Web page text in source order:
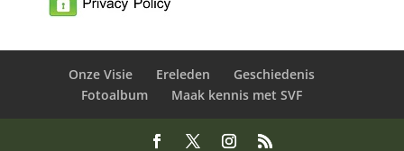
Onze Visie Ereleden
Geschiedenis
Fotoalbum
Maak kennis met SVF